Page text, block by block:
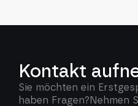
Kontakt
Sie möchten ein
haben Fragen?Nehmen